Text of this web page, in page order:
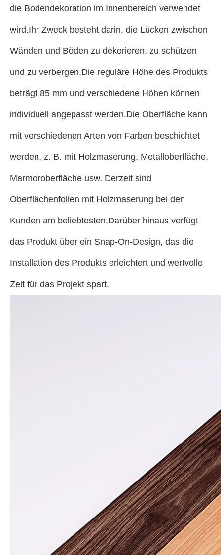
die Bodendekoration im Innenbereich verwendet
wird.Ihr Zweck besteht darin, die Lücken zwischen
Wänden und Böden zu dekorieren, zu schützen
und zu verbergen.Die reguläre Höhe des Produkts
beträgt 85 mm und verschiedene Höhen können
individuell angepasst werden.Die Oberfläche kann
mit verschiedenen Arten von Farben beschichtet
werden, z. B. mit Holzmaserung, Metalloberfläche,
Marmoroberfläche usw. Derzeit sind
Oberflächenfolien mit Holzmaserung bei den
Kunden am beliebtesten.Darüber hinaus verfügt
das Produkt über ein Snap-On-Design, das die
Installation des Produkts erleichtert und wertvolle
Zeit für das Projekt spart.